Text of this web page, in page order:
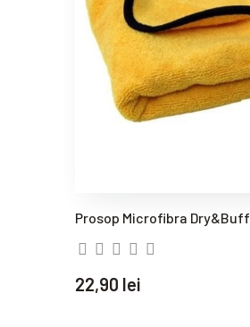
Prosop Microfibra Dry&Buff
22,90 lei